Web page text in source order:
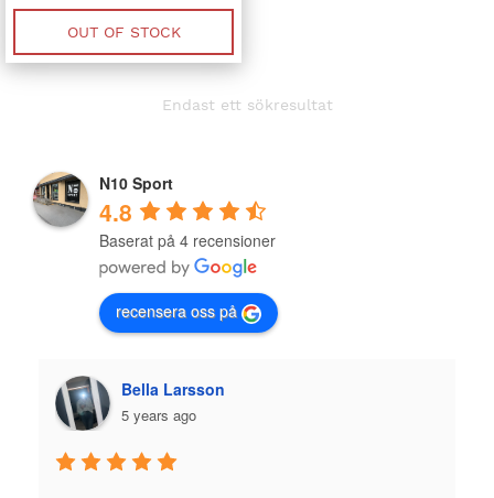
999.50 kr
OUT OF STOCK
Endast ett sökresultat
N10 Sport
4.8
Baserat på 4 recensioner
recensera oss på
Bella Larsson
5 years ago